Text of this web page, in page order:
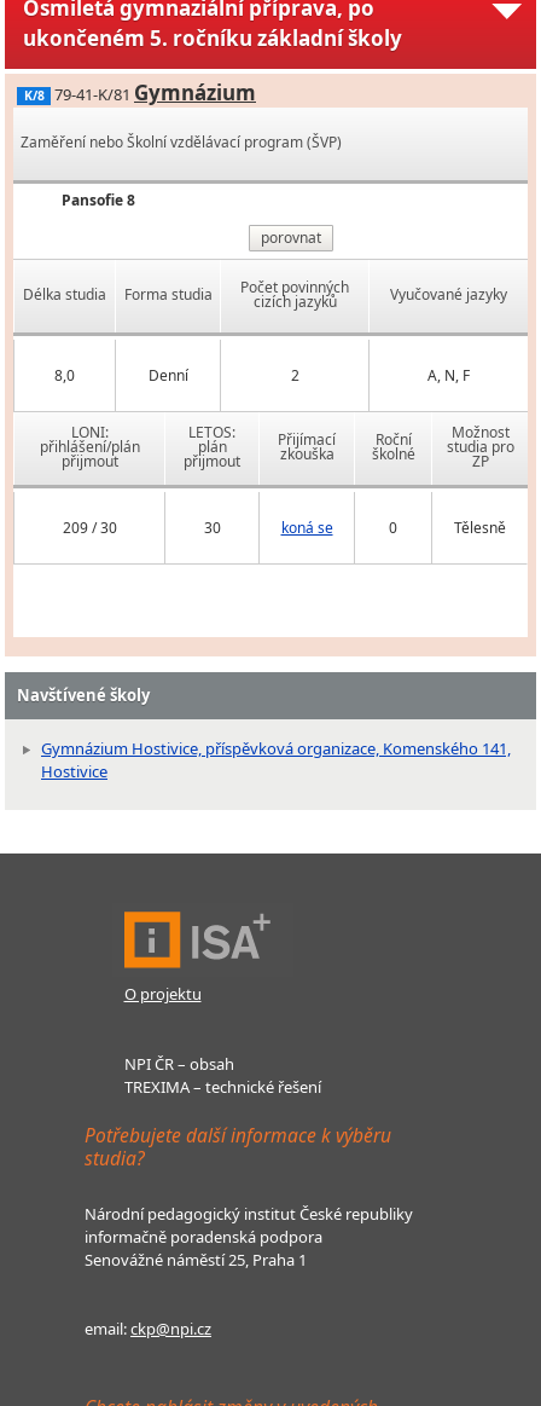
Osmiletá gymnaziální příprava, po
ukončeném 5. ročníku základní školy
K/8 79-41-K/81 Gymnázium
Zaměření nebo Školní vzdělávací program (ŠVP)
Pansofie 8
porovnat
Délka studia Forma studia Počet povinných
cizích jazyků Vyučované jazyky
8,0 Denní 2 A, N, F
LONI:
přihlášení/plán
přijmout
LETOS:
plán
přijmout
Přijímací
zkouška
Roční
školné
Možnost
studia pro
ZP
209 / 30 30 koná se 0 Tělesně
Navštívené školy
Gymnázium Hostivice, příspěvková organizace, Komenského 141,
Hostivice
O projektu
NPI ČR – obsah
TREXIMA – technické řešení
Potřebujete další informace k výběru
studia?
Národní pedagogický institut České republiky
informačně poradenská podpora
Senovážné náměstí 25, Praha 1
email:ckp@npi.cz